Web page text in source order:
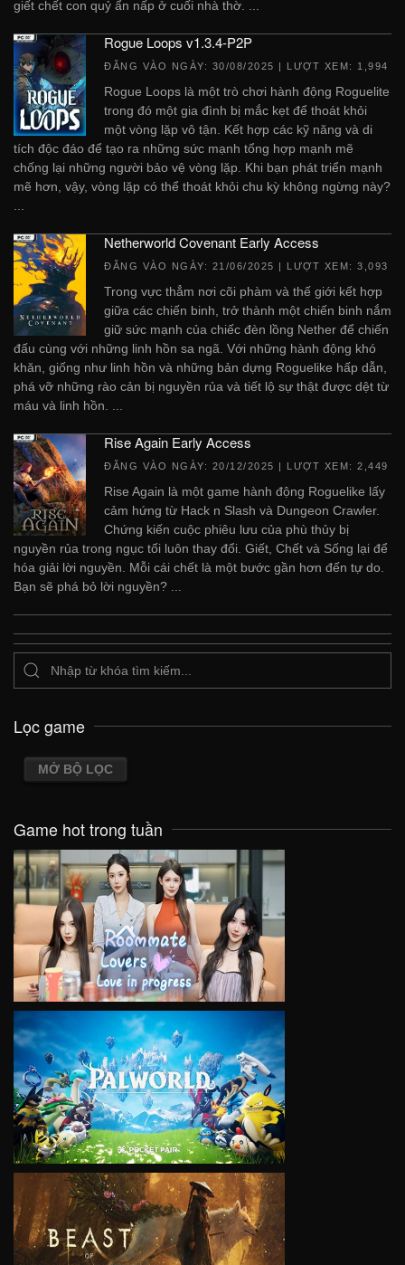
giết chết con quỷ ẩn nấp ở cuối nhà thờ. ...
Rogue Loops v1.3.4-P2P
ĐĂNG VÀO NGÀY: 30/08/2025 | LƯỢT XEM: 1,994
Rogue Loops là một trò chơi hành động Roguelite
trong đó một gia đình bị mắc kẹt để thoát khỏi
một vòng lặp vô tận. Kết hợp các kỹ năng và di
tích độc đáo để tạo ra những sức mạnh tổng hợp mạnh mẽ
chống lại những người bảo vệ vòng lặp. Khi bạn phát triển mạnh
mẽ hơn, vậy, vòng lặp có thể thoát khỏi chu kỳ không ngừng này?
Netherworld Covenant Early Access
ĐĂNG VÀO NGÀY: 21/06/2025 | LƯỢT XEM: 3,093
Trong vực thẳm nơi cõi phàm và thế giới kết hợp
giữa các chiến binh, trở thành một chiến binh nắm
giữ sức mạnh của chiếc đèn lồng Nether để chiến
đấu cùng với những linh hồn sa ngã. Với những hành động khó
khăn, giống như linh hồn và những bản dựng Roguelike hấp dẫn,
phá vỡ những rào cản bị nguyền rủa và tiết lộ sự thật được dệt từ
máu và linh hồn. ...
Rise Again Early Access
ĐĂNG VÀO NGÀY: 20/12/2025 | LƯỢT XEM: 2,449
Rise Again là một game hành động Roguelike lấy
cảm hứng từ Hack n Slash và Dungeon Crawler.
Chứng kiến ​​cuộc phiêu lưu của phù thủy bị
nguyền rủa trong ngục tối luôn thay đổi. Giết, Chết và Sống lại để
hóa giải lời nguyền. Mỗi cái chết là một bước gần hơn đến tự do.
Bạn sẽ phá bỏ lời nguyền? ...
Lọc game
MỞ BỘ LỌC
Game hot trong tuần
VIEW
VIEW
VIEW